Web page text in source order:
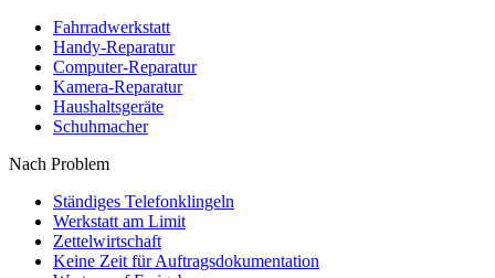
Fahrradwerkstatt
Handy-Reparatur
Computer-Reparatur
Kamera-Reparatur
Haushaltsgeräte
Schuhmacher
Nach Problem
Ständiges Telefonklingeln
Werkstatt am Limit
Zettelwirtschaft
Keine Zeit für Auftragsdokumentation